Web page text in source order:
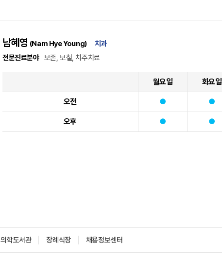
남혜영 (Nam Hye Young)
치과
전문진료분야 보존, 보철, 치주치료
월요일 화요일
오전
오후
의학도서관 장례식장 채용정보센터